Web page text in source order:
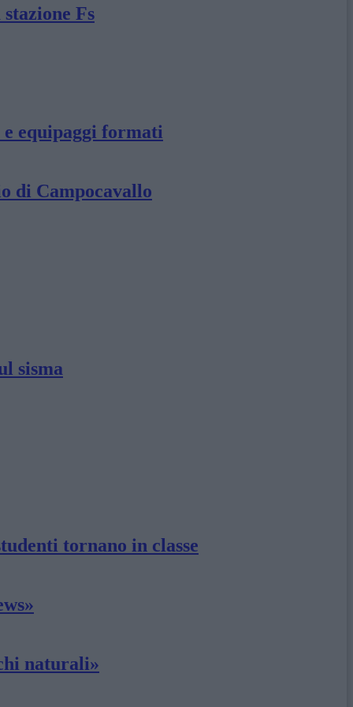
Fs
equipaggi formati
di Campocavallo
sisma
tornano in classe
naturali»